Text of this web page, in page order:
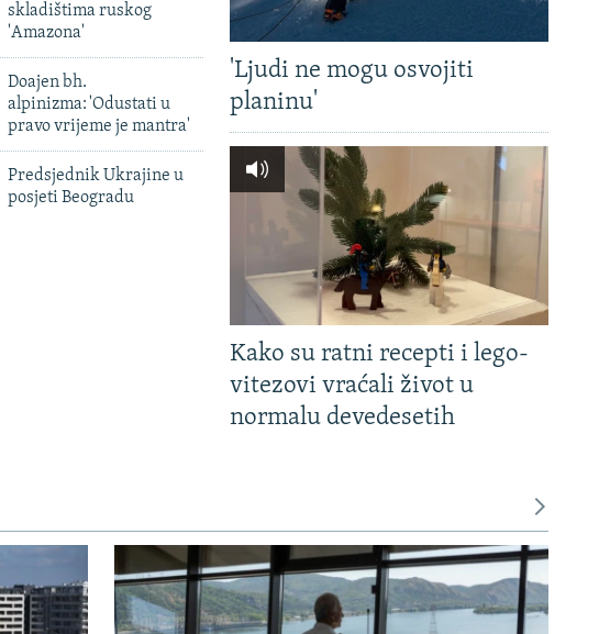
skladištima ruskog
'Amazona'
Doajen bh.
alpinizma: 'Odustati u
pravo vrijeme je mantra'
Predsjednik Ukrajine u
posjeti Beogradu
'Ljudi ne mogu osvojiti
planinu'
Kako su ratni recepti i lego-
vitezovi vraćali život u
normalu devedesetih